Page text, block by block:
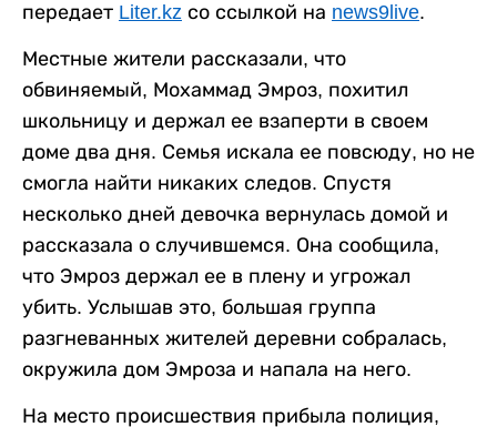
передает Liter.kz со ссылкой на news9live.
Местные жители рассказали, что
обвиняемый, Мохаммад Эмроз, похитил
школьницу и держал ее взаперти в своем
доме два дня. Семья искала ее повсюду, но не
смогла найти никаких следов. Спустя
несколько дней девочка вернулась домой и
рассказала о случившемся. Она сообщила,
что Эмроз держал ее в плену и угрожал
убить. Услышав это, большая группа
разгневанных жителей деревни собралась,
окружила дом Эмроза и напала на него.
На место происшествия прибыла полиция,